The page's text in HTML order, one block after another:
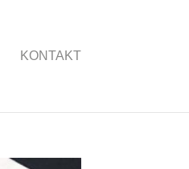
KONTAKT